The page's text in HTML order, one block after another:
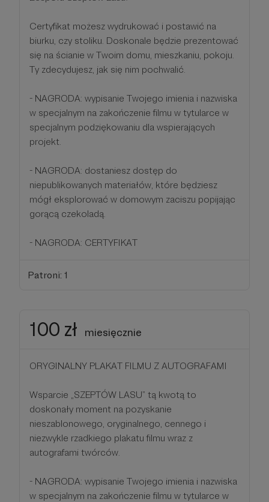
Certyfikat możesz wydrukować i postawić na
biurku, czy stoliku. Doskonale będzie prezentować
się na ścianie w Twoim domu, mieszkaniu, pokoju.
Ty zdecydujesz, jak się nim pochwalić.
- NAGRODA: wypisanie Twojego imienia i nazwiska
w specjalnym na zakończenie filmu w tytularce w
specjalnym podziękowaniu dla wspierających
projekt.
- NAGRODA: dostaniesz dostęp do
niepublikowanych materiałów, które będziesz
mógł eksplorować w domowym zaciszu popijając
gorącą czekoladą.
- NAGRODA: CERTYFIKAT
Patroni: 1
100 zł miesięcznie
ORYGINALNY PLAKAT FILMU Z AUTOGRAFAMI
Wsparcie „SZEPTÓW LASU” tą kwotą to
doskonały moment na pozyskanie
nieszablonowego, oryginalnego, cennego i
niezwykle rzadkiego plakatu filmu wraz z
autografami twórców.
- NAGRODA: wypisanie Twojego imienia i nazwiska
w specjalnym na zakończenie filmu w tytularce w